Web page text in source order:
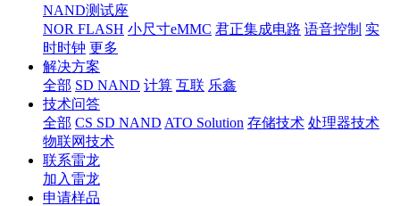
NAND测试座
NOR FLASH 小尺寸eMMC 君正集成电路 语音控制 实
时时钟 更多
解决方案
全部 SD NAND 计算 互联 乐鑫
技术问答
全部 CS SD NAND ATO Solution 存储技术 处理器技术
物联网技术
联系雷龙
加入雷龙
申请样品